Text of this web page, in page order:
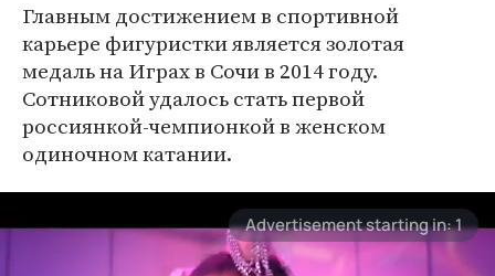
Главным достижением в спортивной
карьере фигуристки является золотая
медаль на Играх в Сочи в 2014 году.
Сотниковой удалось стать первой
россиянкой-чемпионкой в женском
одиночном катании.